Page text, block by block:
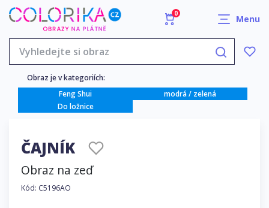
0 Menu
Obraz je v kategoriích:
Feng Shui
modrá / zelená
Do ložnice
ČAJNÍK
Obraz na zeď
Kód: C5196AO